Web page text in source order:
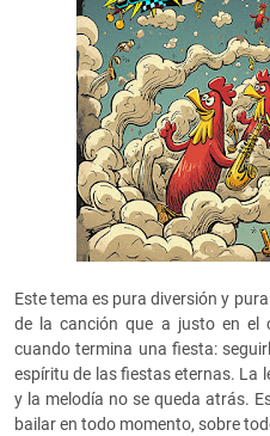
Este tema es pura diversión y
de la canción que a justo en el
cuando termina una fiesta:
espíritu de las fiestas eternas. La
y la melodía no se queda atrás.
bailar en todo momento, sobre